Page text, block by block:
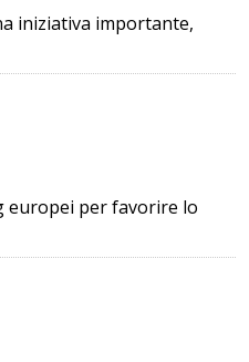
iniziativa importante,
europei per favorire lo